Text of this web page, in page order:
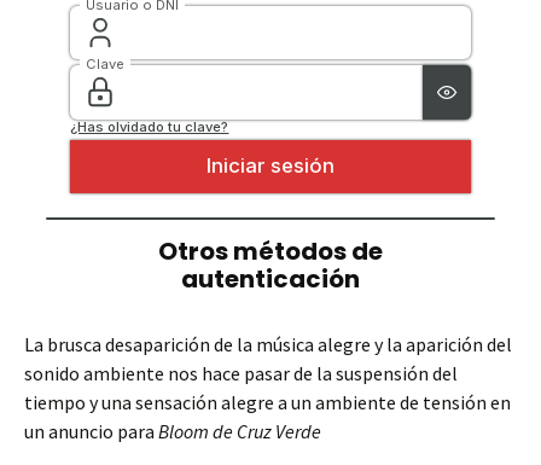
La brusca desaparición de la música alegre y la aparición del
sonido ambiente nos hace pasar de la suspensión del
tiempo y una sensación alegre a un ambiente de tensión en
un anuncio para Bloom de Cruz Verde